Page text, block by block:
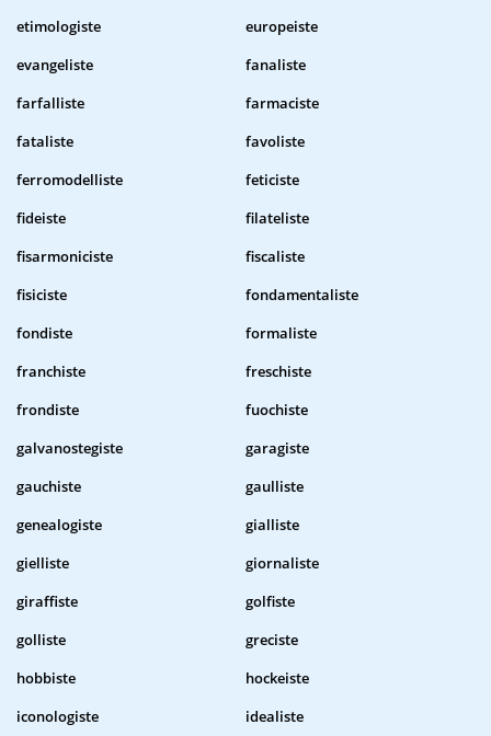
etimologiste
europeiste
evangeliste
fanaliste
farfalliste
farmaciste
fataliste
favoliste
ferromodelliste
feticiste
fideiste
filateliste
fisarmoniciste
fiscaliste
fisiciste
fondamentaliste
fondiste
formaliste
franchiste
freschiste
frondiste
fuochiste
galvanostegiste
garagiste
gauchiste
gaulliste
genealogiste
gialliste
gielliste
giornaliste
giraffiste
golfiste
golliste
greciste
hobbiste
hockeiste
iconologiste
idealiste